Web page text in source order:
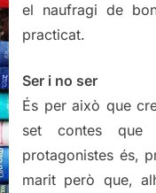
el naufragi de
practicat.
Ser i no ser
És per això que
set contes que
protagonistes és,
marit però que,